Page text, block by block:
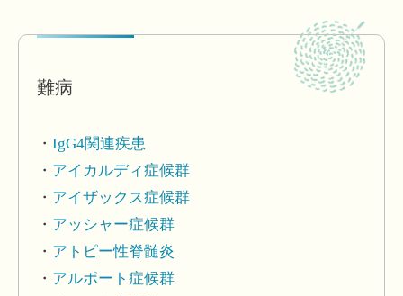
難病
IgG4関連疾患
アイカルディ症候群
アイザックス症候群
アッシャー症候群
アトピー性脊髄炎
アルポート症候群